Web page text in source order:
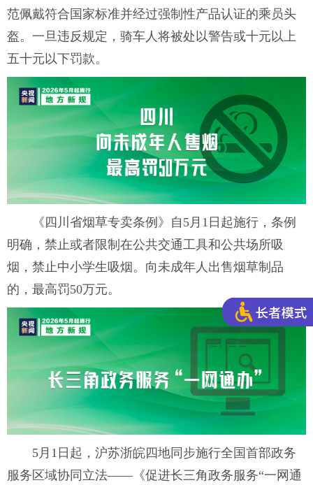
范佩戴符合国家标准并经过强制性产品认证的乘员头
盔。一旦违反规定，骑车人将被处以警告或十元以上
五十元以下罚款。
《四川省烟草专卖条例》自5月1日起施行，条例
明确，禁止或者限制在公共交通工具和公共场所吸
烟，禁止中小学生吸烟。向未成年人出售烟草制品
的，最高罚50万元。
5月1日起，沪苏浙皖四地同步施行全国首部政务
服务区域协同立法——《促进长三角政务服务“一网通